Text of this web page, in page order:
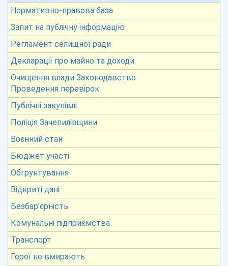
Нормативно-правова база
Запит на публічну інформацію
Регламент селищної ради
Декларації про майно та доходи
Очищення влади Законодавство
Проведення перевірок
Публічні закупівлі
Поліція Зачепилівщини
Воєнний стан
Бюджет участі
Обгрунтування
Відкриті дані
Безбар’єрність
Комунальні підприємства
Транспорт
Герої не вмирають